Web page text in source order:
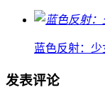
蓝色反射：
发表评论